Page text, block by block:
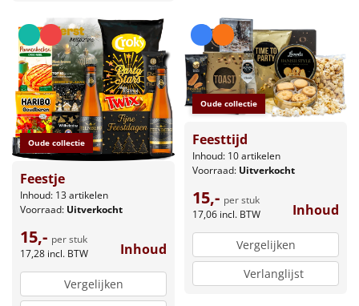
Oude collectie
Feestje
Inhoud: 13 artikelen
Voorraad: Uitverkocht
15,- per stuk
17,28 incl. BTW Inhoud
Vergelijken
Oude collectie
Feesttijd
Inhoud: 10 artikelen
Voorraad: Uitverkocht
15,- per stuk
17,06 incl. BTW Inhoud
Vergelijken
Verlanglijst